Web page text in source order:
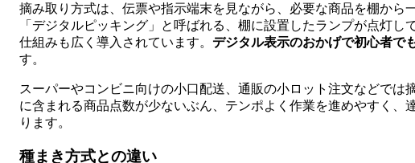
摘み取り方式は、伝票や指示端末を見ながら、必要な商品を棚から
「デジタルピッキング」と呼ばれる、棚に設置したランプが点灯し
仕組みも広く導入されています。 デジタル表示のおかげで初心者で
す。
スーパーやコンビニ向けの小口配送、通販の小ロット注文などでは
に含まれる商品点数が少ないぶん、テンポよく作業を進めやすく、
ります。
種まき方式との違い